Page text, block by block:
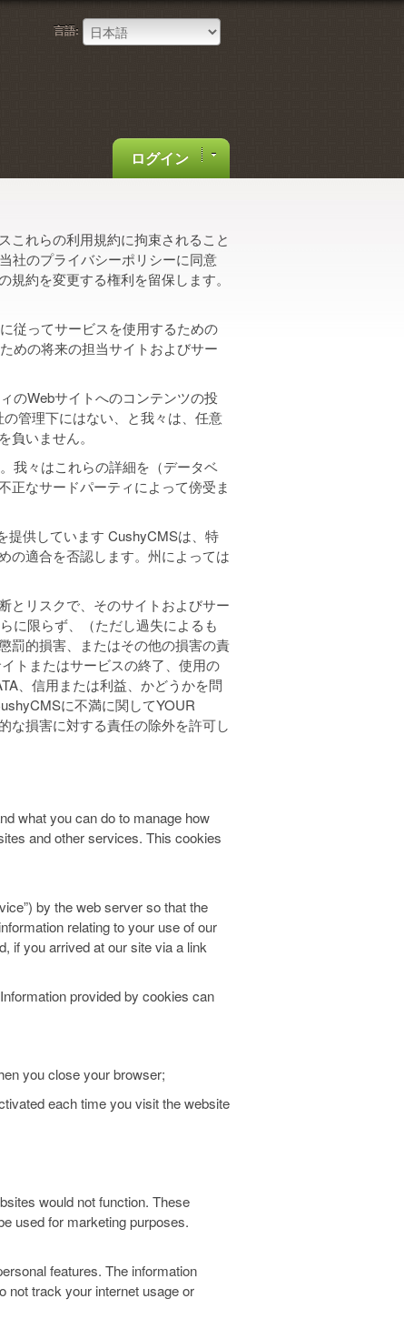
言語:
ログイン
これらの利用規約に拘束されること
社のプライバシーポリシーに同意
約を変更する権利を留保します。
従ってサービスを使用するための
めの将来の担当サイトおよびサー
のWebサイトへのコンテンツの投
管理下にはない、と我々は、任意
いません。
我々はこれらの詳細を（データベ
正なサードパーティによって傍受ま
提供しています CushyCMSは、特
の適合を否認します。州によっては
とリスクで、そのサイトおよびサー
に限らず、（ただし過失によるも
罰的損害、またはその他の損害の責
トまたはサービスの終了、使用の
、信用または利益、かどうかを問
に不満に関してYOUR
な損害に対する責任の除外を許可し
what you can do to manage how
and other services. This cookies
by the web server so that the
relating to your use of our
if you arrived at our site via a link
provided by cookies can
you close your browser;
each time you visit the website
would not function. These
used for marketing purposes.
features. The information
not track your internet usage or